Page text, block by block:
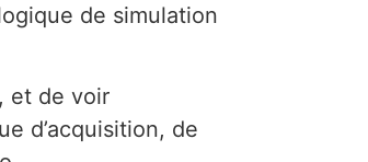
de simulation
et de voir
d’acquisition, de